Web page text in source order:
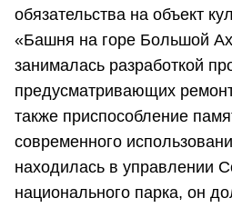
обязательства на объект
«Башня на горе Большой
занималась разработкой
предусматривающих
также приспособление
современного
находилась в управлении
национального парка, он